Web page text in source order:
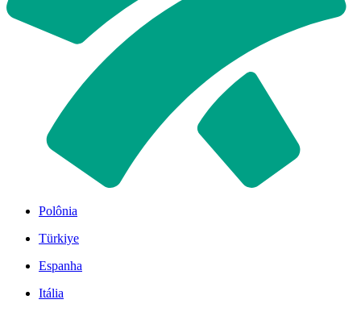
Polônia
Türkiye
Espanha
Itália